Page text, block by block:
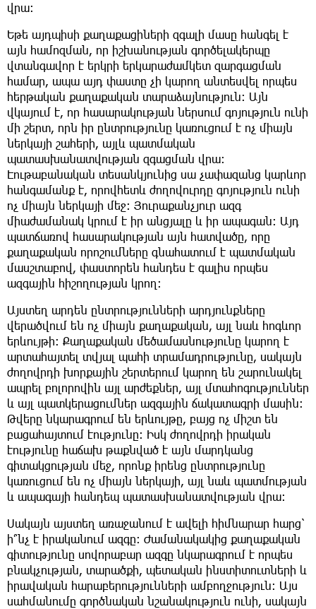
վրա։
Եթե այդպիսի քաղաքացիների զգալի մասը հանգել է
այն համոզման, որ իշխանության գործելակերպը
վտանգավոր է երկրի երկարաժամկետ զարգացման
համար, ապա այդ փաստը չի կարող անտեսվել որպես
հերթական քաղաքական տարաձայնություն։ Այն
վկայում է, որ հասարակության ներսում գոյություն ունի
մի շերտ, որն իր ընտրությունը կառուցում է ոչ միայն
ներկայի շահերի, այլև պատմական
պատասխանատվության զգացման վրա։
Էութաբանական տեսանկյունից սա չափազանց կարևոր
հանգամանք է, որովհետև ժողովուրդը գոյություն ունի
ոչ միայն ներկայի մեջ։ Յուրաքանչյուր ազգ
միաժամանակ կրում է իր անցյալը և իր ապագան։ Այդ
պատճառով հասարակության այն հատվածը, որը
քաղաքական որոշումները գնահատում է պատմական
մասշտաբով, փաստորեն հանդես է գալիս որպես
ազգային հիշողության կրող։
Այստեղ արդեն ընտրությունների արդյունքները
վերածվում են ոչ միայն քաղաքական, այլ նաև հոգևոր
երևույթի։ Քաղաքական մեծամասնությունը կարող է
արտահայտել տվյալ պահի տրամադրությունը, սակայն
ժողովրդի խորքային շերտերում կարող են շարունակել
ապրել բոլորովին այլ արժեքներ, այլ մտահոգություններ
և այլ պատկերացումներ ազգային ճակատագրի մասին։
Թվերը նկարագրում են երևույթը, բայց ոչ միշտ են
բացահայտում էությունը։ Իսկ ժողովրդի իրական
էությունը հաճախ թաքնված է այն մարդկանց
գիտակցության մեջ, որոնք իրենց ընտրությունը
կառուցում են ոչ միայն ներկայի, այլ նաև պատմության
և ապագայի հանդեպ պատասխանատվության վրա։
Սակայն այստեղ առաջանում է ավելի հիմնարար հարց՝
ի՞նչ է իրականում ազգը։ Ժամանակակից քաղաքական
գիտությունը սովորաբար ազգը նկարագրում է որպես
բնակչության, տարածքի, պետական ինստիտուտների և
իրավական հարաբերությունների ամբողջություն։ Այս
սահմանումը գործնական նշանակություն ունի, սակայն